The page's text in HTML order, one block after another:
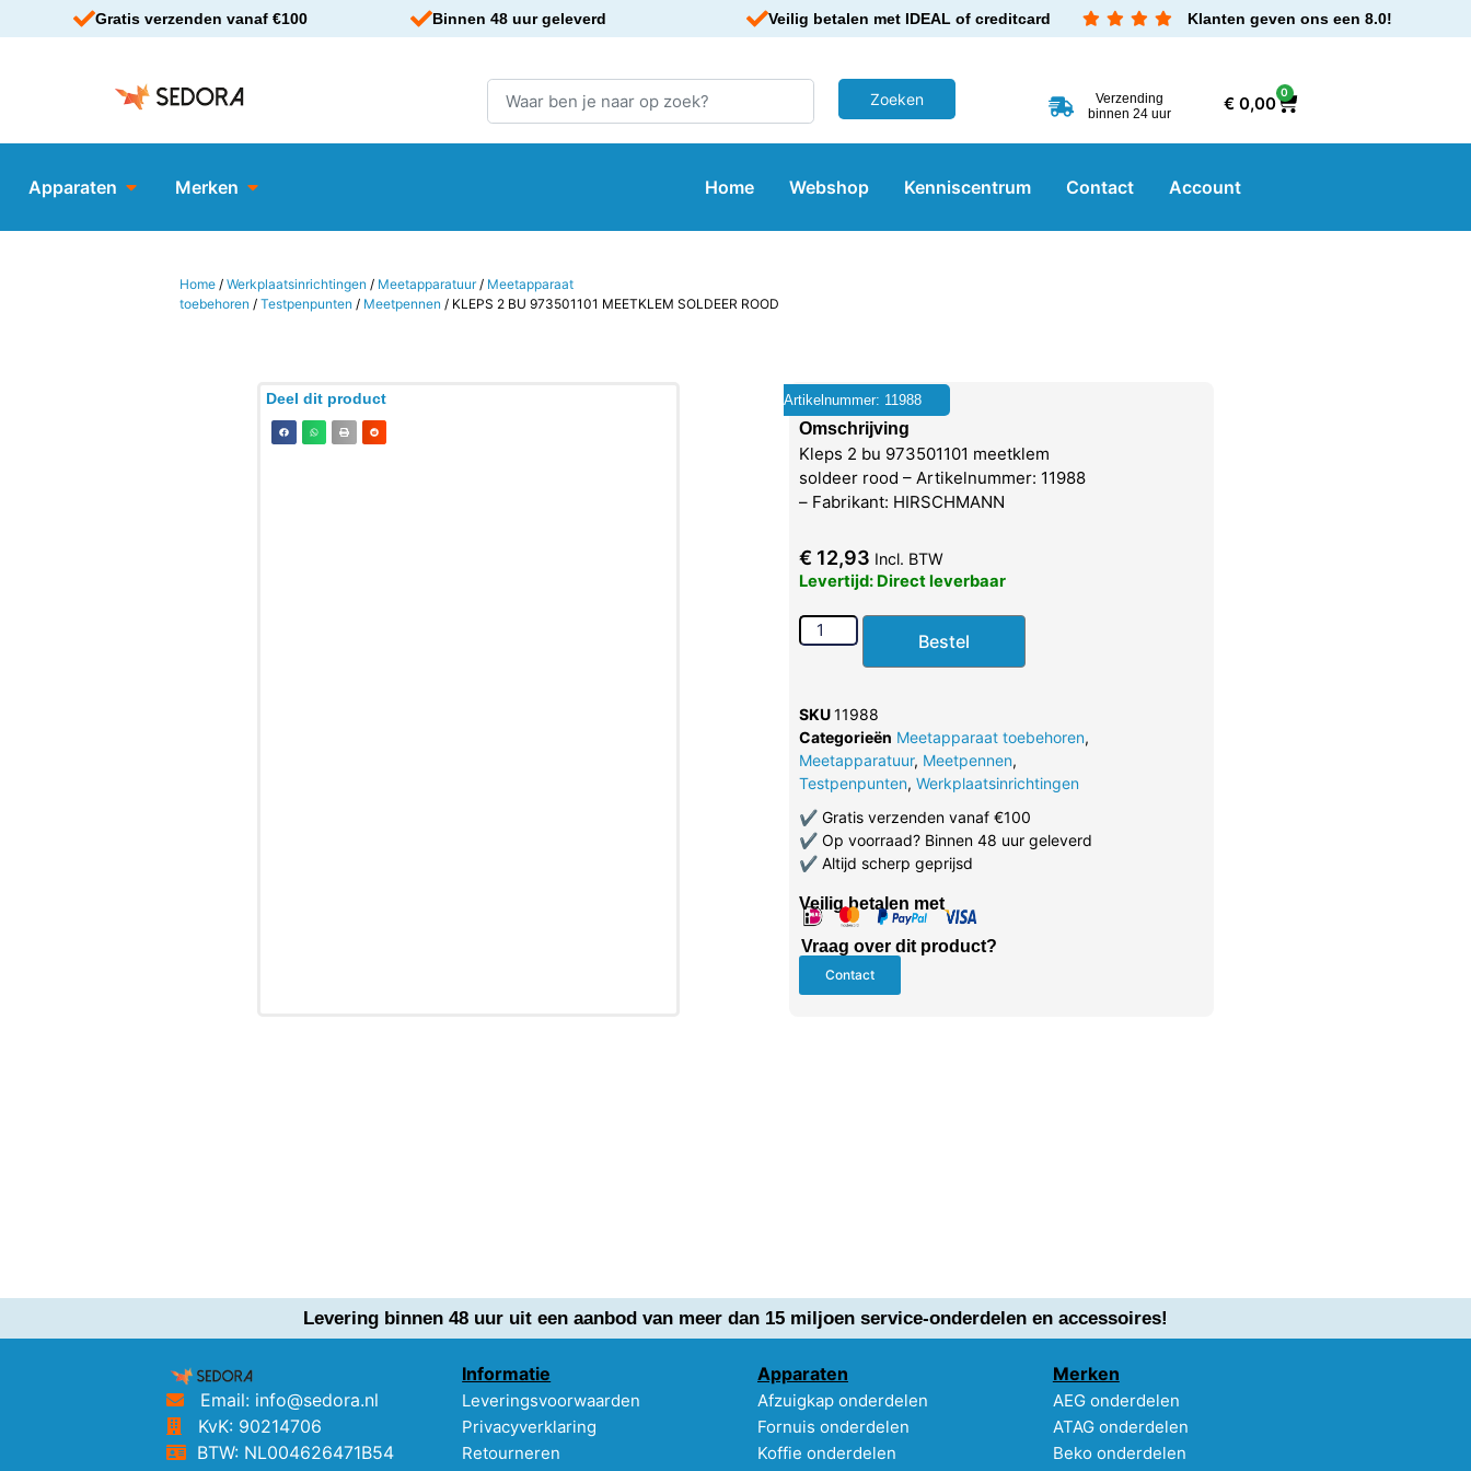
Gratis verzenden vanaf €100 Binnen 48 uur geleverd Veilig betalen met IDEAL of creditcard Klanten geven ons een 8.0!
Verzending
binnen 24 uur
€0,00
0
Apparaten Merken Home Webshop Kenniscentrum Contact Account
Home /Werkplaatsinrichtingen / Meetapparatuur/ Meetapparaat
toebehoren /Testpenpunten / Meetpennen / KLEPS 2 BU 973501101 MEETKLEM SOLDEER ROOD
Deel dit product Artikelnummer: 11988
Omschrijving
Kleps 2 bu 973501101 meetklem
soldeer rood – Artikelnummer: 11988
– Fabrikant: HIRSCHMANN
€ 12,93 Incl. BTW
Levertijd: Direct leverbaar
Bestel
SKU11988
Categorieën Meetapparaat toebehoren,
Meetapparatuur, Meetpennen,
Testpenpunten, Werkplaatsinrichtingen
✔Gratis verzenden vanaf €100
✔Op voorraad? Binnen 48 uur geleverd
✔Altijd scherp geprijsd
Veilig betalen met
Vraag over dit product?
Contact
Levering binnen 48 uur uit een aanbod van meer dan 15 miljoen service-onderdelen en accessoires!
Email: info@sedora.nl
KvK: 90214706
BTW: NL004626471B54
Informatie
Leveringsvoorwaarden
Privacyverklaring
Retourneren
Apparaten
Afzuigkap onderdelen
Fornuis onderdelen
Koffie onderdelen
Merken
AEG onderdelen
ATAG onderdelen
Beko onderdelen